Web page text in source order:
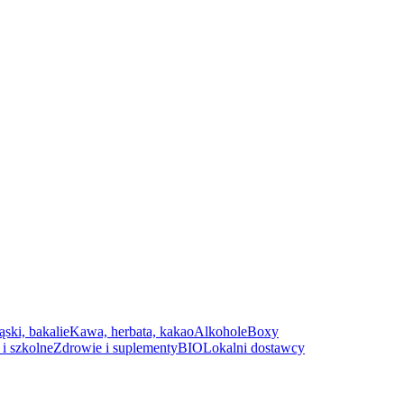
bakalieKawa, herbata, kakaoAlkoholeBoxy
szkolneZdrowie i suplementyBIOLokalni dostawcy